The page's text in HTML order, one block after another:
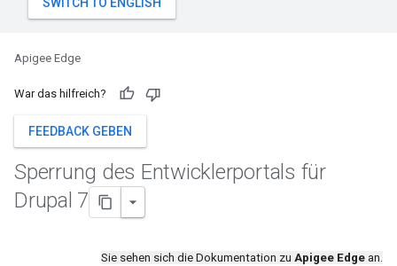
Apigee Edge
War das hilfreich?
FEEDBACK GEBEN
Sperrung des Entwicklerportals für
Drupal 7
Sie sehen sich die Dokumentation zu Apigee Edge an.